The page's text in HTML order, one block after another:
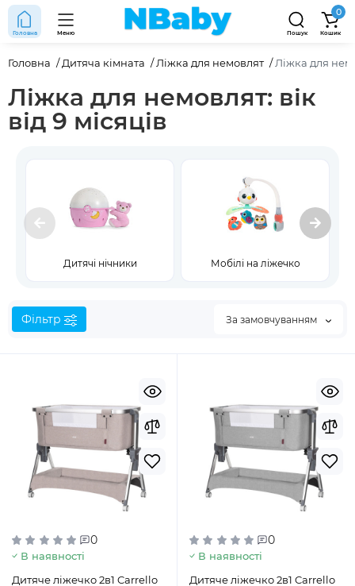
Головна Меню Пошук
0
Кошик
Головна Дитяча кімната Ліжка для немовлят Ліжка для
Ліжка для немовлят: вік
від 9 місяців
Дитячі нічники Мобілі на ліжечко
Фільтр За замовчуванням
0
В наявності
Дитяче ліжечко 2в1 Carrello
0
В наявності
Дитяче ліжечко 2в1 Carrello